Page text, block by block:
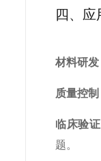
四、应
材料研发
质量控制
临床验证
题。